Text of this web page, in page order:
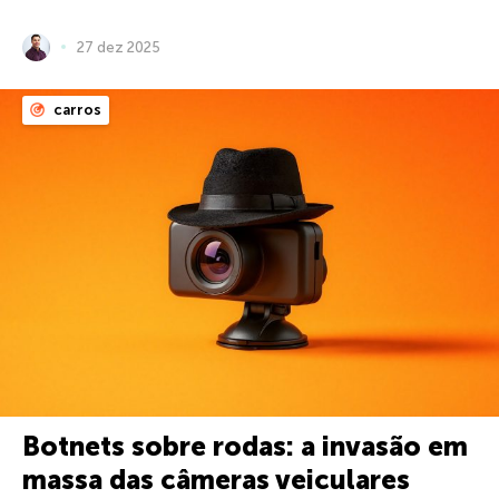
27 dez 2025
carros
Botnets sobre rodas: a invasão em
massa das câmeras veiculares